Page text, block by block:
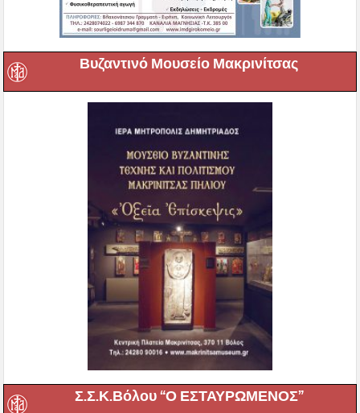
Βυζαντινό Μουσείο Μακρινίτσας
Σ.Σ.Κ.Βόλου “Ο ΕΣΤΑΥΡΩΜΕΝΟΣ”